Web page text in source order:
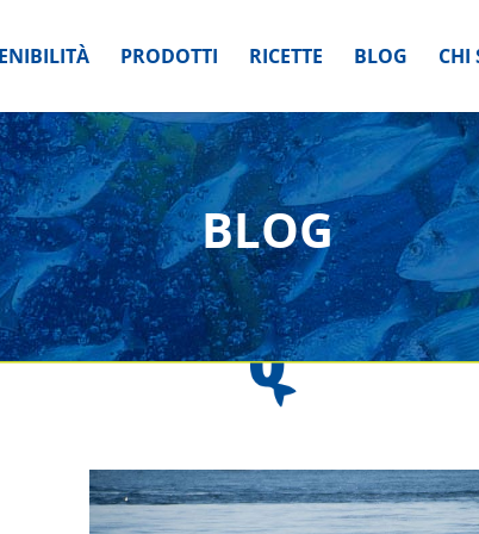
PRODOTTI RICETTE BLOG CHI
BLOG